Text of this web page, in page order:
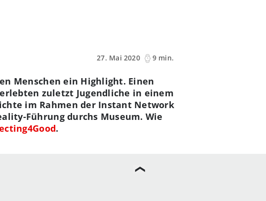
27. Mai 2020
9 min.
Menschen ein Highlight. Einen
zuletzt Jugendliche in einem
im Rahmen der Instant Network
Führung durchs Museum. Wie
.